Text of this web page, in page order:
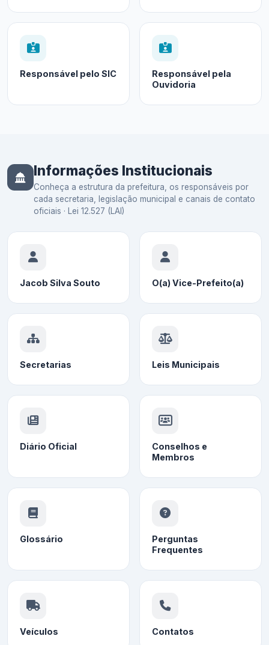
Responsável pelo SIC
Responsável pela
Ouvidoria
Informações Institucionais
Conheça a estrutura da prefeitura, os responsáveis por
cada secretaria, legislação municipal e canais de contato
oficiais · Lei 12.527 (LAI)
Jacob Silva Souto O(a) Vice-Prefeito(a)
Secretarias Leis Municipais
Diário Oficial
Conselhos e
Membros
Glossário
Perguntas
Frequentes
Veículos Contatos